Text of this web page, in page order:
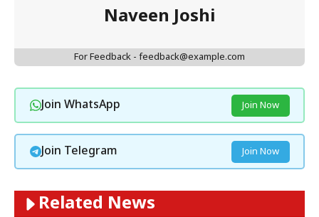
Naveen Joshi
For Feedback - feedback@example.com
Join WhatsApp Join Now
Join Telegram Join Now
Related News